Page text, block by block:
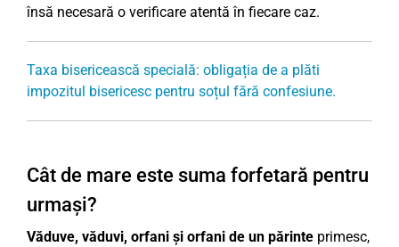
însă necesară o verificare atentă în fiecare caz.
Taxa bisericească specială: obligația de a plăti
impozitul bisericesc pentru soțul fără confesiune.
Cât de mare este suma forfetară pentru
urmași?
Văduve, văduvi, orfani și orfani de un părinte primesc,